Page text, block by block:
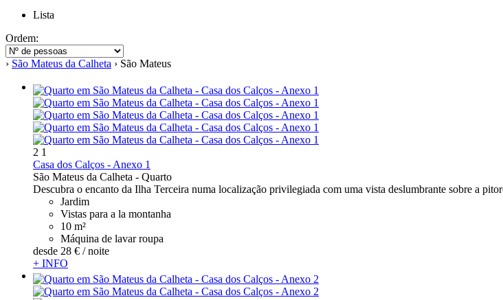
Lista
Ordem:
› São Mateus da Calheta › São Mateus
2 1
Casa dos Calços - Anexo 1
São Mateus da Calheta - Quarto
Descubra o encanto da Ilha Terceira numa localização privilegiada com uma vista deslumbrante sobre a
Jardim
Vistas para a la montanha
10 m²
Máquina de lavar roupa
desde 28 € / noite
+ INFO